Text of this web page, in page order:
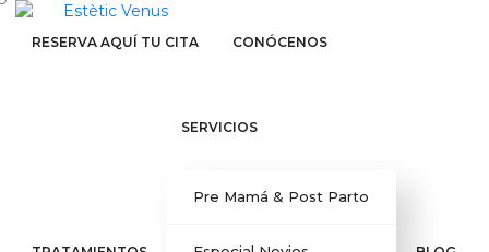
RESERVA AQUÍ TU CITA CONÓCENOS
SERVICIOS
Pre Mamá & Post Parto